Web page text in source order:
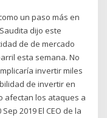
un paso más en
dijo este
de de mercado
esta semana. No
invertir miles
de invertir en
afectan los ataques a
2019 El CEO de la